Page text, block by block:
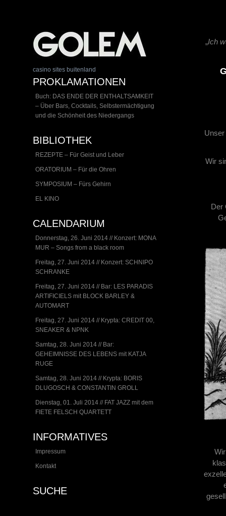
casino sites buitenland
PROKLAMATIONEN
Buch: DAS ENDE DER ENTHALTSAMKEIT
– Über Bars, Cocktails, Selbstermächtigung
und die Schönheit des Niedergangs
BIBLIOTHEK
REZEPTE – Für Geist und Leber
ORATORIUM – Für die Ohren
SYMPOSIUM – Fürs Gehirn
EL KINO
CALENDARIUM
Donnerstag, 26. Juni 2014 // Konzert: MONA
MUR – Songs from a black room
Freitag, 27. Juni 2014 // Konzert: SCHNIPO
SCHRANKE
Freitag, 27. Juni 2014 // Bar: LES PARADIS
ARTIFICIELS mit BLOCK BARLEY &
AUTOMART
Freitag, 27. Juni 2014 // Krypta: CREDIT 00,
SNEAKER & NPNK
Samtag, 28. Juni 2014 // Bar:
GEHEIMNISSE DES LEBENS mit KATJA
RUGE
Samtag, 28. Juni 2014 // Krypta: BORIS
DLUGOSCH & CONSTANTIN GROLL
Dienstag, 01. Juli 2014 // FAT JAZZ mit dem
FIETE FELSCH QUARTETT
INFORMATIVES
Impressum
Kontakt
SUCHE
„Ich
Wir
Der